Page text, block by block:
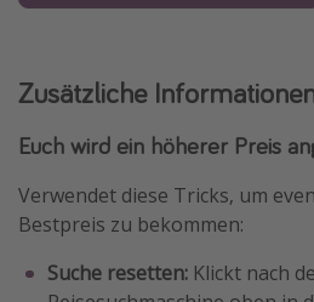
Zusätzliche
Euch wird ein höherer Preis
Verwendet diese Tricks, um
Bestpreis zu bekommen:
Suche resetten: Klickt nach